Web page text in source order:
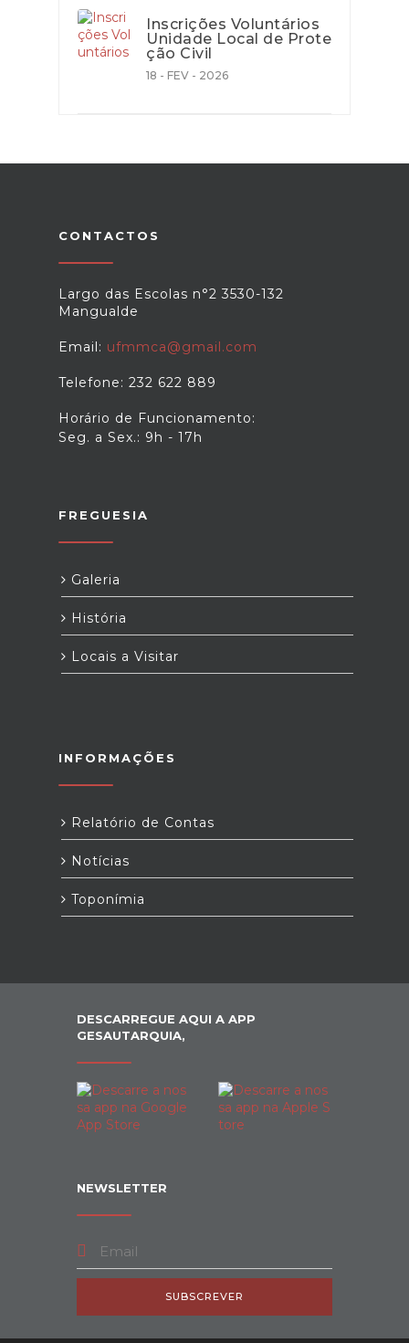
Inscrições Voluntários
Unidade Local de Prote
ção Civil
18 - FEV - 2026
CONTACTOS
Largo das Escolas n°2 3530-132
Mangualde
Email: ufmmca@gmail.com
Telefone: 232 622 889
Horário de Funcionamento:
Seg. a Sex.: 9h - 17h
FREGUESIA
Galeria
História
Locais a Visitar
INFORMAÇÕES
Relatório de Contas
Notícias
Toponímia
DESCARREGUE AQUI A APP
GESAUTARQUIA,
NEWSLETTER
SUBSCREVER